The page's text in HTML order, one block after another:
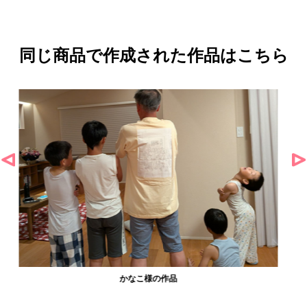
同じ商品で作成された作品はこちら
農工大硬式庭球部様の作品